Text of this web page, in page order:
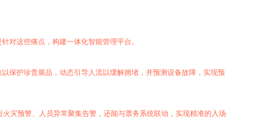
对这些痛点，构建一体化智能管理平台。
保护珍贵展品，动态引导人流以缓解拥堵，并预测设备故障，实现预
灾预警、人员异常聚集告警，还能与票务系统联动，实现精准的入场